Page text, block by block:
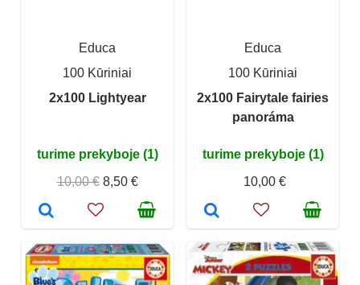
Educa
100 Kūriniai
2x100 Lightyear
turime prekyboje (1)
10,00 € 8,50 €
Educa
100 Kūriniai
2x100 Fairytale fairies
panoráma
turime prekyboje (1)
10,00 €